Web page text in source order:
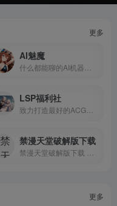
更多
AI魅魔
LSP福利社
禁漫天堂破解版下载
更多